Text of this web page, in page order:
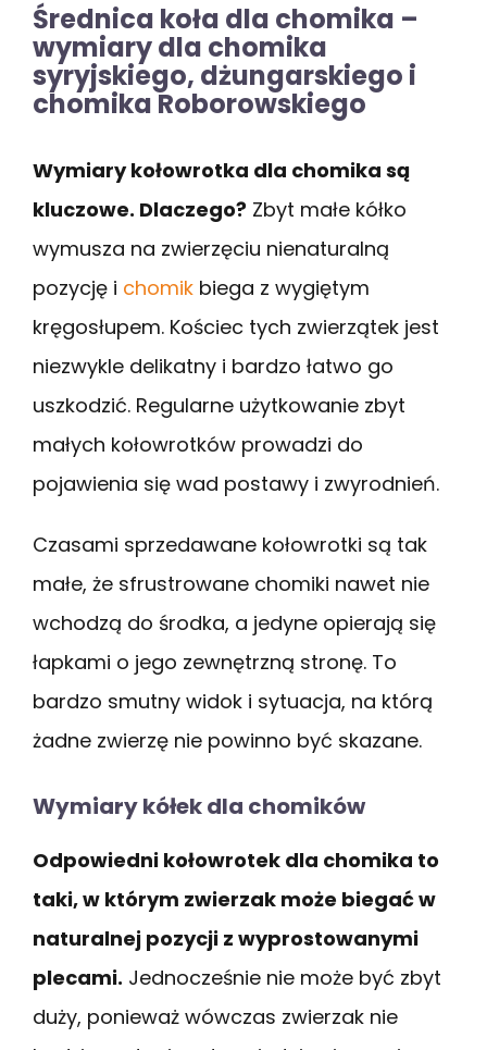
Średnica koła dla chomika –
wymiary dla chomika
syryjskiego, dżungarskiego i
chomika Roborowskiego
Wymiary kołowrotka dla chomika są
kluczowe. Dlaczego? Zbyt małe kółko
wymusza na zwierzęciu nienaturalną
pozycję i chomik biega z wygiętym
kręgosłupem. Kościec tych zwierzątek jest
niezwykle delikatny i bardzo łatwo go
uszkodzić. Regularne użytkowanie zbyt
małych kołowrotków prowadzi do
pojawienia się wad postawy i zwyrodnień.
Czasami sprzedawane kołowrotki są tak
małe, że sfrustrowane chomiki nawet nie
wchodzą do środka, a jedyne opierają się
łapkami o jego zewnętrzną stronę. To
bardzo smutny widok i sytuacja, na którą
żadne zwierzę nie powinno być skazane.
Wymiary kółek dla chomików
Odpowiedni kołowrotek dla chomika to
taki, w którym zwierzak może biegać w
naturalnej pozycji z wyprostowanymi
plecami. Jednocześnie nie może być zbyt
duży, ponieważ wówczas zwierzak nie